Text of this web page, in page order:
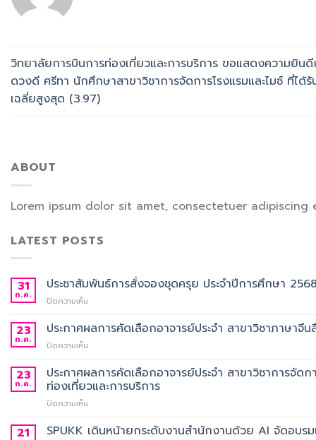
วิทยาลัยการบินการท่องเที่ยวและการบริการ ขอแสดงความยิน
ดวงดี ศรีทา นักศึกษาสาขาวิชาการจัดการโรงแรมและไมซ์ ที่ได้รั
เฉลี่ยสูงสุด (3.97)
ABOUT
Lorem ipsum dolor sit amet, consectetuer
LATEST POSTS
31
ก.ค.
ประชาสัมพันธ์การสั่งจองชุดครุย ประจำปีการศึกษา
ปิดความเห็น
การ
ครุย
ประจำ
2568
23
ก.ค.
ประกาศผลการคัดเลือกอาจารย์ประจำ สาขาวิชาภาษา
ปิดความเห็น
ผล
การ
คัด
ประจำ
23
ก.ค.
ประกาศผลการคัดเลือกอาจารย์ประจำ สาขาวิชาการจั
ท่องเที่ยวและการบริการ
ปิดความเห็น
ผล
21 SPUKK เดินหน้ายกระดับงานสำนักงานด้วย AI จัดอบ